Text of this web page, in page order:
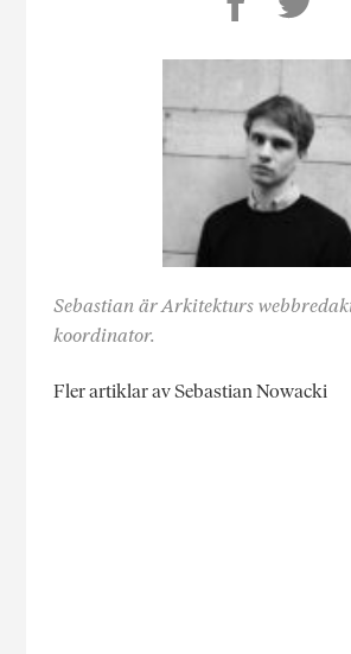
Sebastian är Arkitekturs
koordinator.
Fler artiklar av Sebastian Nowacki